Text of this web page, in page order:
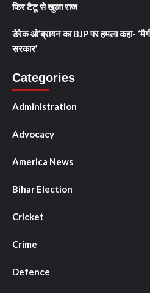
फिर टैटू से खुला राज
डेरेक ओ’ब्रायन का BJP पर हमला कहा-
सरकार’
Categories
Administration
Advocacy
America News
Bihar Election
Cricket
Crime
Defence